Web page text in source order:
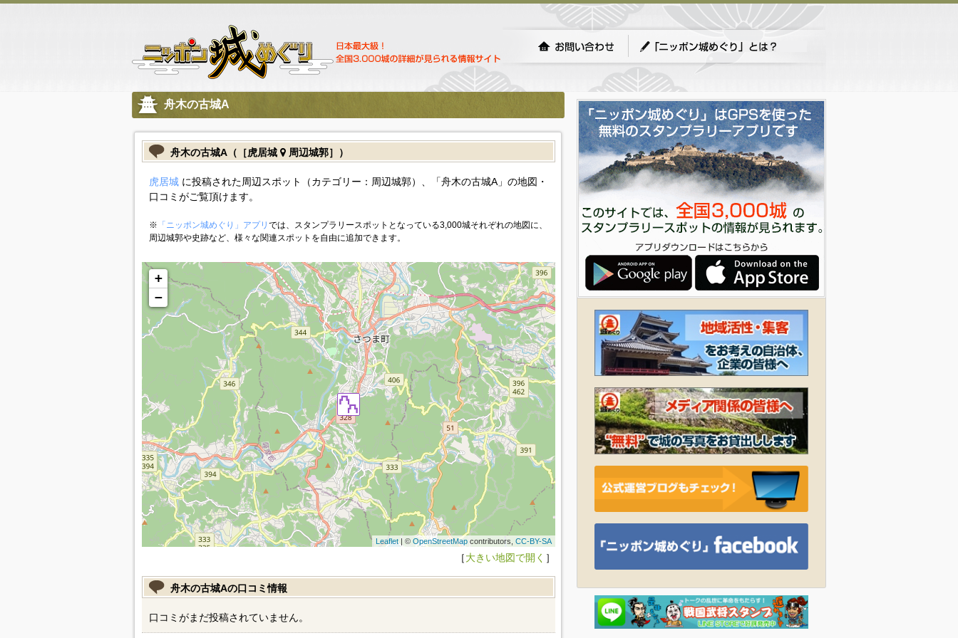
舟木の古城A
舟木の古城A（［虎居城 周辺城郭］）
虎居城に投稿された周辺スポット（カテゴリー：周辺城郭）、「舟木の古城A」の地図・
口コミがご覧頂けます。
※ 「ニッポン城めぐり」アプリ では、スタンプラリースポットとなっている3,000城それぞれの地図に、
周辺城郭や史跡など、様々な関連スポットを自由に追加できます。
+
−
Leaflet| © OpenStreetMapcontributors, CC-BY-SA
［大きい地図で開く ］
舟木の古城Aの口コミ情報
口コミがまだ投稿されていません。